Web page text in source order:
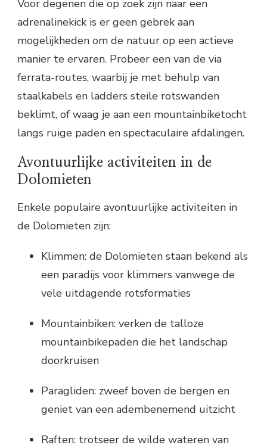
Voor degenen die op zoek zijn naar een
adrenalinekick is er geen gebrek aan
mogelijkheden om de natuur op een actieve
manier te ervaren. Probeer een van de via
ferrata-routes, waarbij je met behulp van
staalkabels en ladders steile rotswanden
beklimt, of waag je aan een mountainbiketocht
langs ruige paden en spectaculaire afdalingen.
Avontuurlijke activiteiten in de
Dolomieten
Enkele populaire avontuurlijke activiteiten in
de Dolomieten zijn:
Klimmen: de Dolomieten staan bekend als
een paradijs voor klimmers vanwege de
vele uitdagende rotsformaties
Mountainbiken: verken de talloze
mountainbikepaden die het landschap
doorkruisen
Paragliden: zweef boven de bergen en
geniet van een adembenemend uitzicht
Raften: trotseer de wilde wateren van